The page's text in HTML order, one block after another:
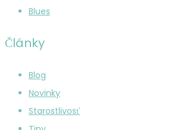
Blues
Články
Blog
Novinky
Starostlivosť